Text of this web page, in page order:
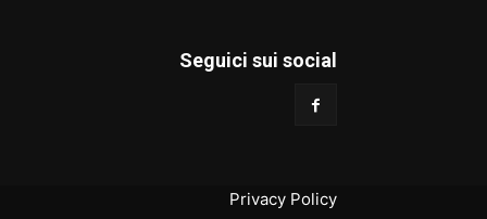
Seguici sui social
Privacy Policy